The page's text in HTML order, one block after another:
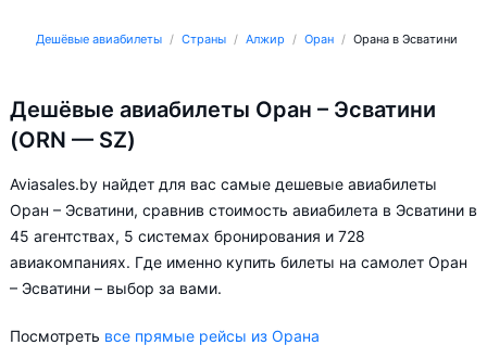
Дешёвые авиабилеты Страны Алжир Оран Орана в Эсватини
Дешёвые авиабилеты Оран – Эсватини
(ORN — SZ)
Aviasales.by найдет для вас самые дешевые авиабилеты
Оран – Эсватини, сравнив стоимость авиабилета в Эсватини в
45 агентствах, 5 системах бронирования и 728
авиакомпаниях. Где именно купить билеты на самолет Оран
– Эсватини – выбор за вами.
Посмотреть все прямые рейсы из Орана